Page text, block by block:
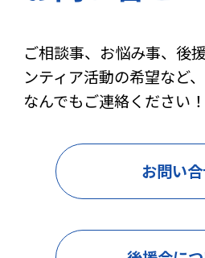
ご相談事、お悩み事、後
ンティア活動の希望など、
なんでもご連絡ください！
お問い